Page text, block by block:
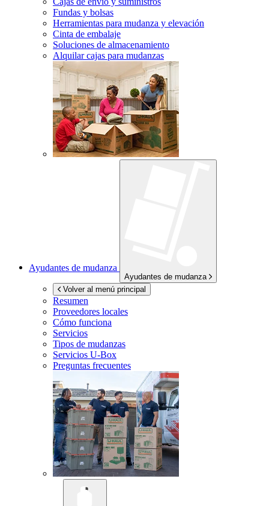
Fundas y bolsas
Herramientas para mudanza y elevación
Cinta de embalaje
Soluciones de almacenamiento
Alquilar cajas para mudanzas
Ayudantes de mudanza
Ayudantes de mudanza
Volver al menú principal
Resumen
Proveedores locales
Cómo funciona
Servicios
Tipos de mudanzas
Servicios U-Box
Preguntas frecuentes